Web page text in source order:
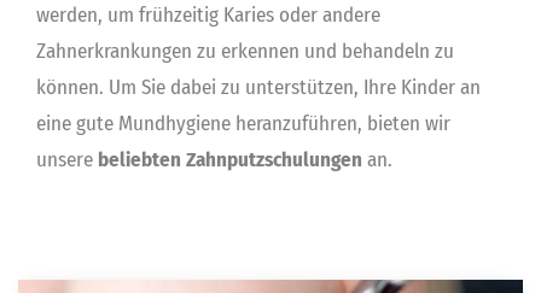
werden, um frühzeitig Karies oder andere
Zahnerkrankungen zu erkennen und behandeln zu
können. Um Sie dabei zu unterstützen, Ihre Kinder an
eine gute Mundhygiene heranzuführen, bieten wir
unsere beliebten Zahnputzschulungen an.